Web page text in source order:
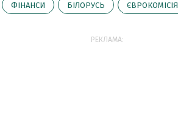
ФІНАНСИ БІЛОРУСЬ ЄВРОКОМІСІЯ
РЕКЛАМА: